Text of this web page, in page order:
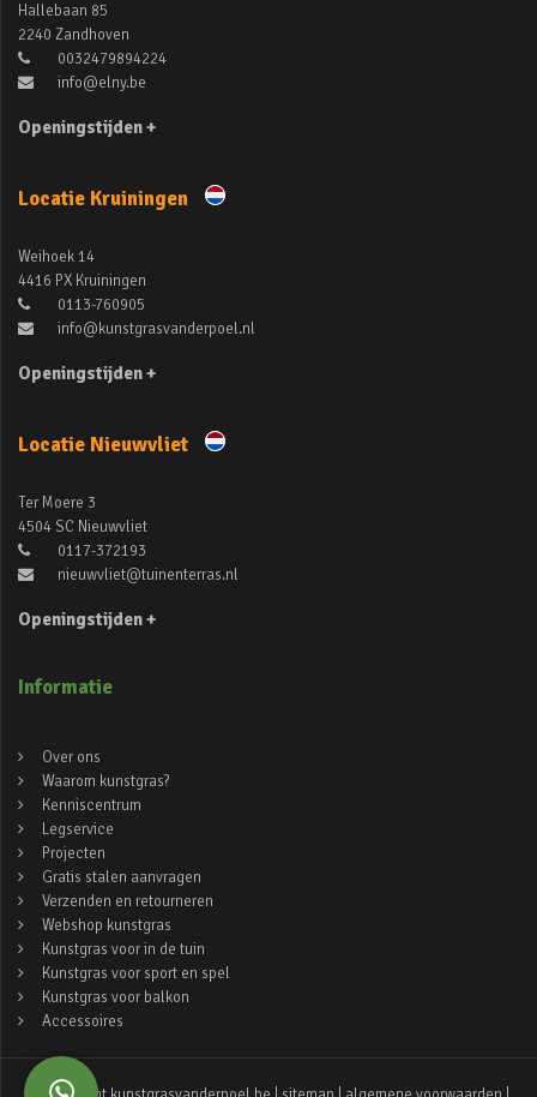
Hallebaan 85
2240 Zandhoven
0032479894224
info@elny.be
Openingstijden +
Locatie Kruiningen
Weihoek 14
4416 PX Kruiningen
0113-760905
info@kunstgrasvanderpoel.nl
Openingstijden +
Locatie Nieuwvliet
Ter Moere 3
4504 SC Nieuwvliet
0117-372193
nieuwvliet@tuinenterras.nl
Openingstijden +
Informatie
Over ons
Waarom kunstgras?
Kenniscentrum
Legservice
Projecten
Gratis stalen aanvragen
Verzenden en retourneren
Webshop kunstgras
Kunstgras voor in de tuin
Kunstgras voor sport en spel
Kunstgras voor balkon
Accessoires